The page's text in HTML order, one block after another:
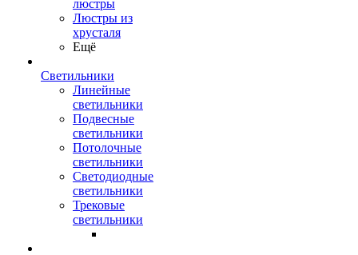
люстры
Люстры из
хрусталя
Ещё
Светильники
Линейные
светильники
Подвесные
светильники
Потолочные
светильники
Светодиодные
светильники
Трековые
светильники